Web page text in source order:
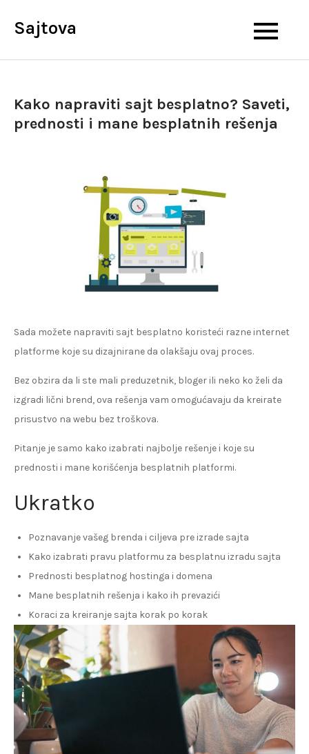
Sajtova
Kako napraviti sajt besplatno? Saveti,
prednosti i mane besplatnih rešenja
Sada možete napraviti sajt besplatno koristeći razne internet
platforme koje su dizajnirane da olakšaju ovaj proces.
Bez obzira da li ste mali preduzetnik, bloger ili neko ko želi da
izgradi lični brend, ova rešenja vam omogućavaju da kreirate
prisustvo na webu bez troškova.
Pitanje je samo kako izabrati najbolje rešenje i koje su
prednosti i mane korišćenja besplatnih platformi.
Ukratko
Poznavanje vašeg brenda i ciljeva pre izrade sajta
Kako izabrati pravu platformu za besplatnu izradu sajta
Prednosti besplatnog hostinga i domena
Mane besplatnih rešenja i kako ih prevazići
Koraci za kreiranje sajta korak po korak